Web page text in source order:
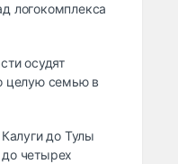
логокомплекса
осудят
целую семью в
до Тулы
четырех